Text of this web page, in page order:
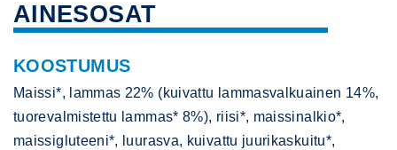
AINESOSAT
KOOSTUMUS
Maissi*, lammas 22% (kuivattu lammasvalkuainen 14%,
tuorevalmistettu lammas* 8%), riisi*, maissinalkio*,
maissigluteeni*, luurasva, kuivattu juurikaskuitu*,